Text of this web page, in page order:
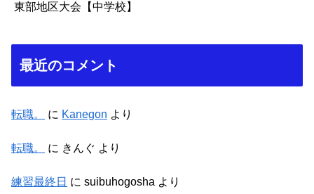
東部地区大会【中学校】
最近のコメント
転職。 に Kanegon より
転職。 に きんぐ より
練習最終日 に suibuhogosha より